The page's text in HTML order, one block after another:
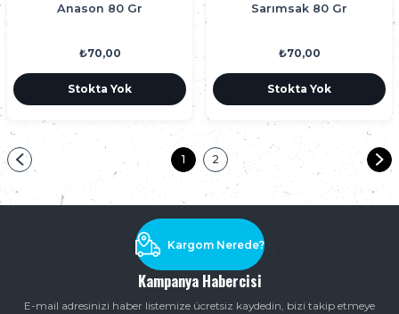
Anason 80 Gr
₺70,00
Stokta Yok
Sarımsak 80 Gr
₺70,00
Stokta Yok
1 2
Kampanya Habercisi
E-mail adresinizi haber listemize ücretsiz kaydedin, bizi takip etmeye
Kargom Nerede?